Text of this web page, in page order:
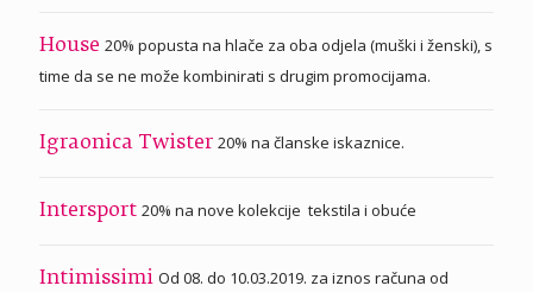
House 20% popusta na hlače za oba odjela (muški i ženski), s
time da se ne može kombinirati s drugim promocijama.
Igraonica Twister 20% na članske iskaznice.
Intersport 20% na nove kolekcije tekstila i obuće
Intimissimi Od 08. do 10.03.2019. za iznos računa od